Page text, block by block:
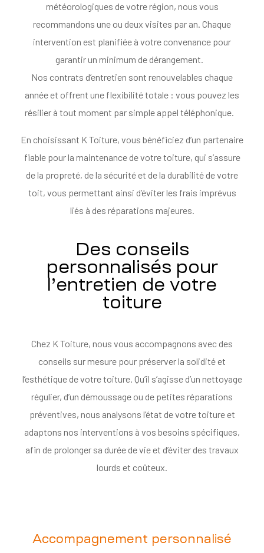
météorologiques de votre région, nous vous
recommandons une ou deux visites par an. Chaque
intervention est planifiée à votre convenance pour
garantir un minimum de dérangement.
Nos contrats d’entretien sont renouvelables chaque
année et offrent une flexibilité totale : vous pouvez les
résilier à tout moment par simple appel téléphonique.
En choisissant K Toiture, vous bénéficiez d’un partenaire
fiable pour la maintenance de votre toiture, qui s’assure
de la propreté, de la sécurité et de la durabilité de votre
toit, vous permettant ainsi d’éviter les frais imprévus
liés à des réparations majeures.
Des conseils
personnalisés pour
l’entretien de votre
toiture
Chez K Toiture, nous vous accompagnons avec des
conseils sur mesure pour préserver la solidité et
l’esthétique de votre toiture. Qu’il s’agisse d’un nettoyage
régulier, d’un démoussage ou de petites réparations
préventives, nous analysons l’état de votre toiture et
adaptons nos interventions à vos besoins spécifiques,
afin de prolonger sa durée de vie et d’éviter des travaux
lourds et coûteux.
Accompagnement personnalisé